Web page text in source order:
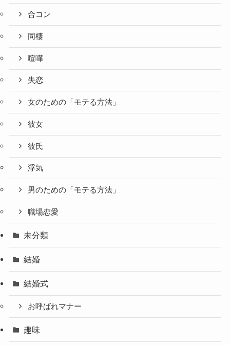
合コン
同棲
喧嘩
失恋
女のための「モテる方法」
彼女
彼氏
浮気
男のための「モテる方法」
職場恋愛
未分類
結婚
結婚式
お呼ばれマナー
趣味